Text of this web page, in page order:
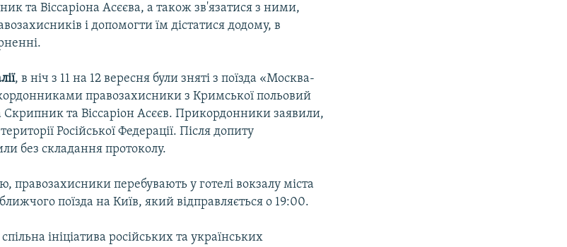
та Віссаріона Асєєва, а також зв'язатися з ними,
і допомогти їм дістатися додому, в
, в ніч з 11 на 12 вересня були зняті з поїзда «Москва-
правозахисники з Кримської польовий
Скрипник та Віссаріон Асєєв. Прикордонники заявили,
Російської Федерації. Після допиту
без складання протоколу.
правозахисники перебувають у готелі вокзалу міста
поїзда на Київ, який відправляється о 19:00.
ініціатива російських та українських